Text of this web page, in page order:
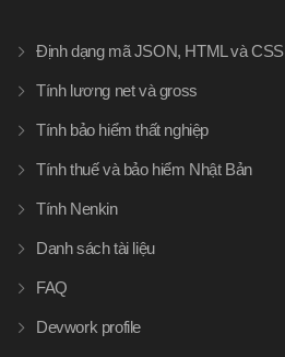
Định dạng mã JSON, HTML và CSS
Tính lương net và gross
Tính bảo hiểm thất nghiệp
Tính thuế và bảo hiểm Nhật Bản
Tính Nenkin
Danh sách tài liệu
FAQ
Devwork profile